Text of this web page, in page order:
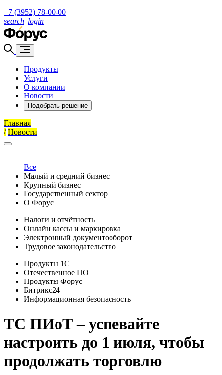
+7 (3952) 78-00-00
search| login
Продукты
Услуги
О компании
Новости
Подобрать решение
Главная
/ Новости
Все
Малый и средний бизнес
Крупный бизнес
Государственный сектор
О Форус
Налоги и отчётность
Онлайн кассы и маркировка
Электронный документооборот
Трудовое законодательство
Продукты 1С
Отечественное ПО
Продукты Форус
Битрикс24
Информационная безопасность
ТС ПИоТ – успевайте
настроить до 1 июля, чтобы
продолжать торговлю